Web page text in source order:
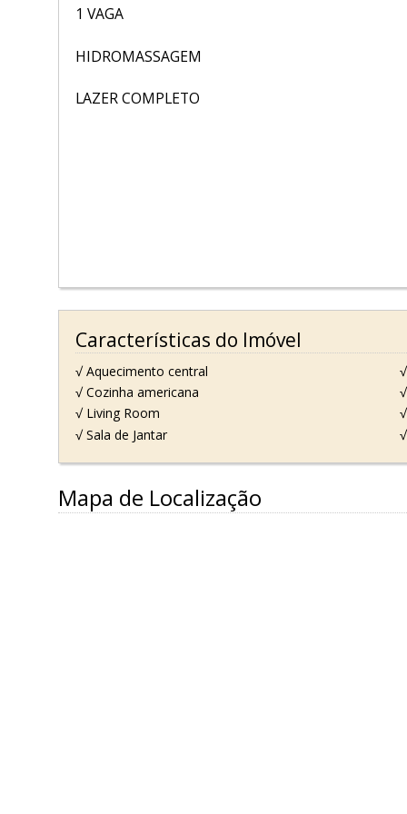
1 VAGA
HIDROMASSAGEM
LAZER COMPLETO
Características do Imóvel
√ Aquecimento central
√ Cozinha americana
√ Living Room
√ Sala de Jantar
Mapa de Localização